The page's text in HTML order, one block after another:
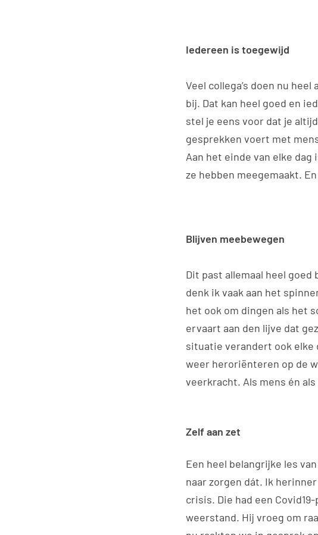
Iedereen is toegewijd
Veel collega’s doen nu
bij. Dat kan heel goed en
stel je eens voor dat je
gesprekken voert met
Aan het einde van elke
ze hebben meegemaakt.
Blijven meebewegen
Dit past allemaal heel goed
denk ik vaak aan het
het ook om dingen als het
ervaart aan den lijve dat
situatie verandert ook elke
weer heroriënteren op de
veerkracht. Als mens én
Zelf aan zet
Een heel belangrijke les
naar zorgen dát. Ik
crisis. Die had een
weerstand. Hij vroeg om